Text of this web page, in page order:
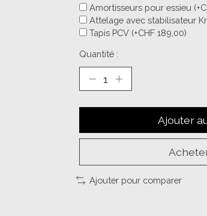
Amortisseurs pour essieu
Attelage avec stabilisateur
Tapis PCV (+CHF 189,00)
Quantité :
Ajouter
Ajouter pour comparer